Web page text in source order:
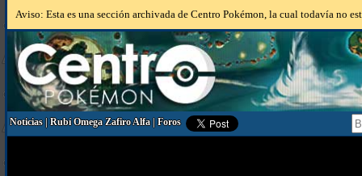
Aviso: Esta es una sección archivada de Centro Pokémon, la cual todavía no
Noticias|Rubí Omega Zafiro Alfa|Foros